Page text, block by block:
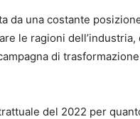
da una costante
le ragioni
di
del 2022 per